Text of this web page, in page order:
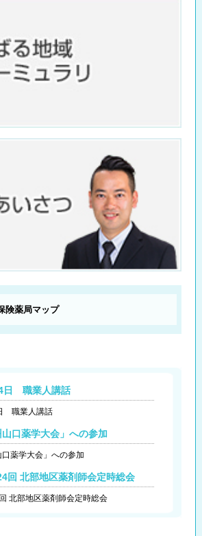
険薬局マップ
日 職業人講話
職業人講話
山口薬学大会」への参加
口薬学大会」への参加
北部地区薬剤師会定時総会
北部地区薬剤師会定時総会